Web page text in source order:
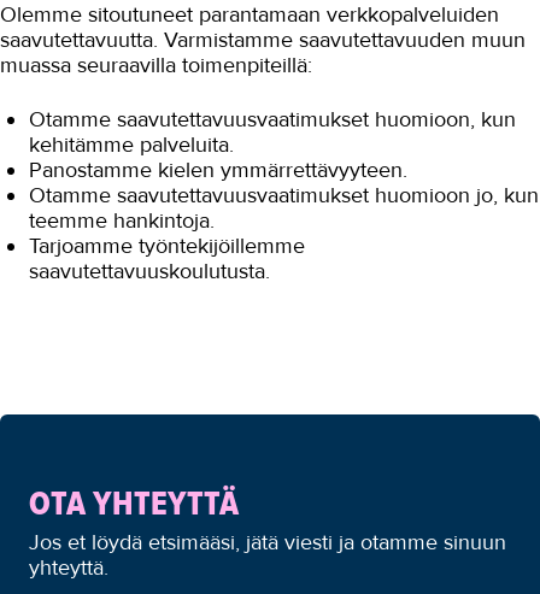
Olemme sitoutuneet parantamaan verkkopalveluiden
saavutettavuutta. Varmistamme saavutettavuuden muun
muassa seuraavilla toimenpiteillä:
Otamme saavutettavuusvaatimukset huomioon, kun
kehitämme palveluita.
Panostamme kielen ymmärrettävyyteen.
Otamme saavutettavuusvaatimukset huomioon jo, kun
teemme hankintoja.
Tarjoamme työntekijöillemme
saavutettavuuskoulutusta.
OTA YHTEYTTÄ
Jos et löydä etsimääsi, jätä viesti ja otamme sinuun
yhteyttä.